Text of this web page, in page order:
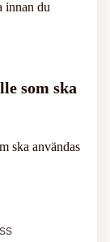
innan du
som ska
ska användas